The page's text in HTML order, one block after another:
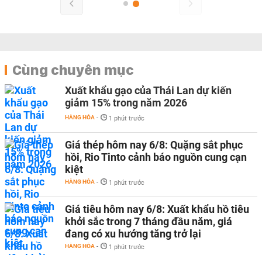
Cùng chuyên mục
Xuất khẩu gạo của Thái Lan dự kiến
giảm 15% trong năm 2026
HÀNG HÓA - 1 phút trước
Giá thép hôm nay 6/8: Quặng sắt phục
hồi, Rio Tinto cảnh báo nguồn cung cạn
kiệt
HÀNG HÓA - 1 phút trước
Giá tiêu hôm nay 6/8: Xuất khẩu hồ tiêu
khởi sắc trong 7 tháng đầu năm, giá
đang có xu hướng tăng trở lại
HÀNG HÓA - 1 phút trước